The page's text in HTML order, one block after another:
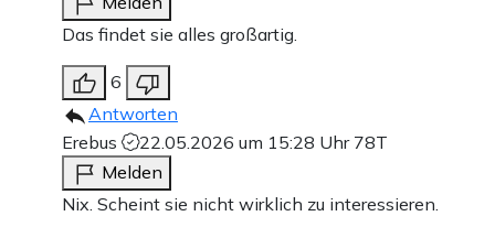
Das findet sie alles großartig.
6
Antworten
Erebus
22.05.2026 um 15:28 Uhr 78T
Melden
Nix. Scheint sie nicht wirklich zu interessieren.